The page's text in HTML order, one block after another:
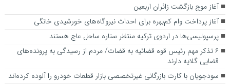
آغاز موج بازگشت زائران اربعین
آغاز پرداخت وام کم‌بهره برای احداث نیروگاه‌های خورشیدی خانگی
پرسپولیسی‌ها در اردوی ترکیه منتظر ستاره ساحل عاج هستند
۶ تذکر مهم رئیس قوه قضائیه به قضات/ مردم از رسیدگی به پرونده‌های
قضایی گلایه‌ دارند‌
سودجویان با کارت‌ بازرگانی غیرتخصصی بازار قطعات خودرو را آلوده کرده‌اند